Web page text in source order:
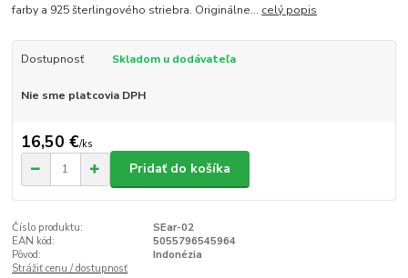
farby a 925 šterlingového striebra. Originálne... celý popis
Dostupnosť Skladom u dodávateľa
Nie sme platcovia DPH
16,50 €/ks
Pridať do košíka
Číslo produktu:
SEar-02
EAN kód:
5055796545964
Pôvod:
Indonézia
Strážiť cenu / dostupnosť